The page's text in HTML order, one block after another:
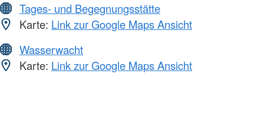
Tages- und Begegnungsstätte
Karte: Link zur Google Maps Ansicht
Wasserwacht
Karte: Link zur Google Maps Ansicht